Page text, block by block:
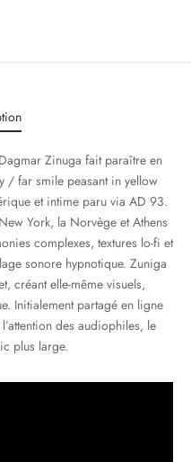
Zinuga fait paraître en
/ far smile peasant in yellow
et intime paru via AD 93.
York, la Norvège et Athens
complexes, textures lo-fi et
sonore hypnotique. Zuniga
créant elle-même visuels,
Initialement partagé en ligne
des audiophiles, le
plus large.